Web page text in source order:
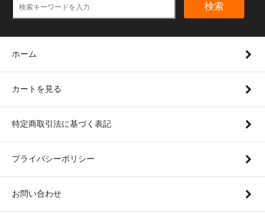
検索
ホーム
カートを見る
特定商取引法に基づく表記
プライバシーポリシー
お問い合わせ